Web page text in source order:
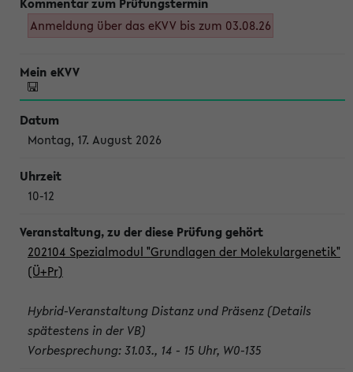
Anmeldung über das eKVV bis zum 03.08.26
Montag, 17. August 2026
10-12
202104 Spezialmodul "Grundlagen der Molekulargenetik"
(Ü+Pr)
Hybrid-Veranstaltung Distanz und Präsenz (Details
spätestens in der VB)
Vorbesprechung: 31.03., 14 - 15 Uhr, W0-135